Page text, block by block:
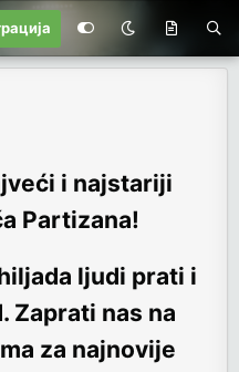
i najstariji
Partizana!
ljudi prati i
Zaprati nas na
za najnovije